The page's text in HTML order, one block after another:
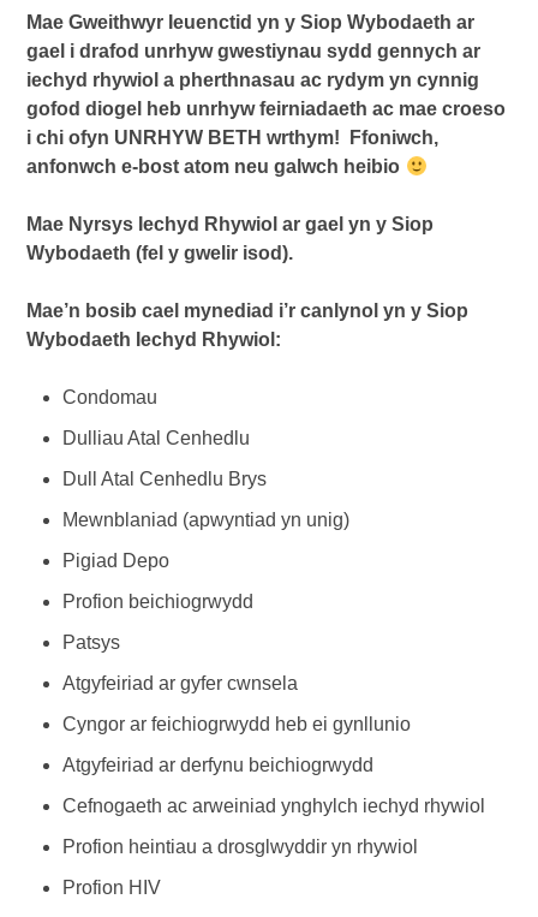
Mae Gweithwyr Ieuenctid yn y Siop Wybodaeth ar
gael i drafod unrhyw gwestiynau sydd gennych ar
iechyd rhywiol a pherthnasau ac rydym yn cynnig
gofod diogel heb unrhyw feirniadaeth ac mae croeso
i chi ofyn UNRHYW BETH wrthym!
Ffoniwch,
anfonwch e-bost atom neu galwch heibio
Mae Nyrsys Iechyd Rhywiol ar gael yn y Siop
Wybodaeth (fel y gwelir isod).
Mae’n bosib cael mynediad i’r canlynol yn y Siop
Wybodaeth Iechyd Rhywiol:
Condomau
Dulliau Atal Cenhedlu
Dull Atal Cenhedlu Brys
Mewnblaniad (apwyntiad yn unig)
Pigiad Depo
Profion beichiogrwydd
Patsys
Atgyfeiriad ar gyfer cwnsela
Cyngor ar feichiogrwydd heb ei gynllunio
Atgyfeiriad ar derfynu beichiogrwydd
Cefnogaeth ac arweiniad ynghylch iechyd rhywiol
Profion heintiau a drosglwyddir yn rhywiol
Profion HIV